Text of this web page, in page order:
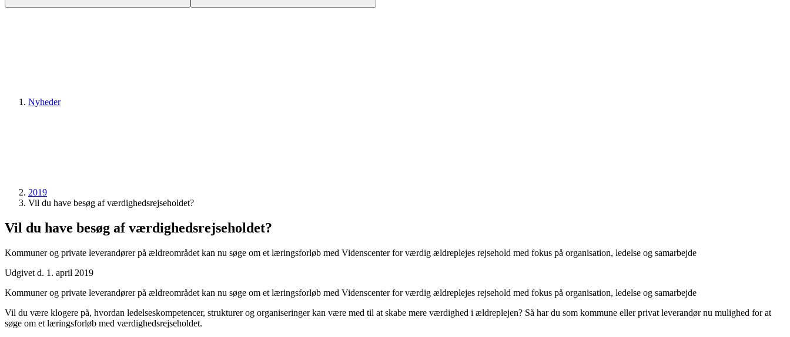
Nyheder
2019
Vil du have besøg af værdighedsrejseholdet?
Vil du have besøg af værdighedsrejseholdet?
Kommuner og private leverandører på ældreområdet kan nu søge om et læringsforløb med Videnscenter for værdig ældreplejes rejsehold med fokus på organisation, ledelse og samarbejde
Udgivet d. 1. april 2019
Kommuner og private leverandører på ældreområdet kan nu søge om et læringsforløb med Videnscenter for værdig ældreplejes rejsehold med fokus på organisation, ledelse og samarbejde
Vil du være klogere på, hvordan ledelseskompetencer, strukturer og organiseringer kan være med til at skabe mere værdighed i ældreplejen? Så har du som kommune eller privat leverandør nu mulighed for at
søge om et læringsforløb med værdighedsrejseholdet.